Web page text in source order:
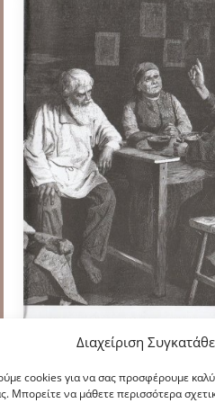
Διαχείριση
cookies για να σας προσφέρουμε
Μπορείτε να μάθετε περισσότερα